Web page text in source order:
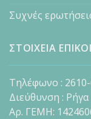
Συχνές
ΣΤΟΙΧΕΙΑ
Τηλέφωνο :
Διεύθυνση :
Αρ. ΓΕΜΗ: